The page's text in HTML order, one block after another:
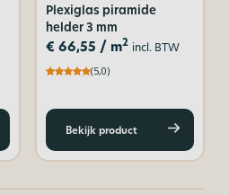
Plexiglas piramide
helder 3 mm
€ 66,55 / m2 incl. BTW
(5,0)
Bekijk product